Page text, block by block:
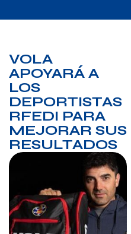
VOLA
APOYARÁ A
LOS
DEPORTISTAS
RFEDI PARA
MEJORAR SUS
RESULTADOS